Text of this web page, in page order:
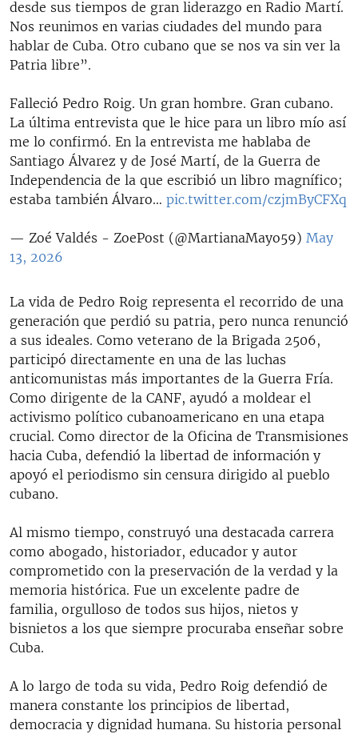
desde sus tiempos de gran liderazgo en Radio Martí.
Nos reunimos en varias ciudades del mundo para
hablar de Cuba. Otro cubano que se nos va sin ver la
Patria libre”.
Falleció Pedro Roig. Un gran hombre. Gran cubano.
La última entrevista que le hice para un libro mío así
me lo confirmó. En la entrevista me hablaba de
Santiago Álvarez y de José Martí, de la Guerra de
Independencia de la que escribió un libro magnífico;
estaba también Álvaro… pic.twitter.com/czjmByCFXq
— Zoé Valdés - ZoePost (@MartianaMayo59) May
13, 2026
La vida de Pedro Roig representa el recorrido de una
generación que perdió su patria, pero nunca renunció
a sus ideales. Como veterano de la Brigada 2506,
participó directamente en una de las luchas
anticomunistas más importantes de la Guerra Fría.
Como dirigente de la CANF, ayudó a moldear el
activismo político cubanoamericano en una etapa
crucial. Como director de la Oficina de Transmisiones
hacia Cuba, defendió la libertad de información y
apoyó el periodismo sin censura dirigido al pueblo
cubano.
Al mismo tiempo, construyó una destacada carrera
como abogado, historiador, educador y autor
comprometido con la preservación de la verdad y la
memoria histórica. Fue un excelente padre de
familia, orgulloso de todos sus hijos, nietos y
bisnietos a los que siempre procuraba enseñar sobre
Cuba.
A lo largo de toda su vida, Pedro Roig defendió de
manera constante los principios de libertad,
democracia y dignidad humana. Su historia personal